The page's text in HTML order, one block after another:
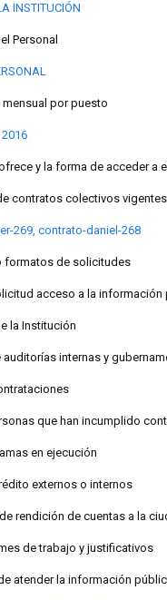
INSTITUCIÓN
Personal
mensual por puesto
2016
y la forma de acceder a
contratos colectivos vigentes
269, contrato-daniel-268
formatos de solicitudes
acceso a la información
la Institución
internas y
que han incumplido
en ejecución
externos o internos
rendición de cuentas a la
de trabajo y justificativos
atender la información